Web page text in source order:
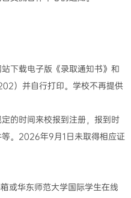
下载电子版《录取通知书》和
）并自行打印。学校不再提供
的时间来校报到注册，报到时
。2026年9月1日未取得相应证
或华东师范大学国际学生在线